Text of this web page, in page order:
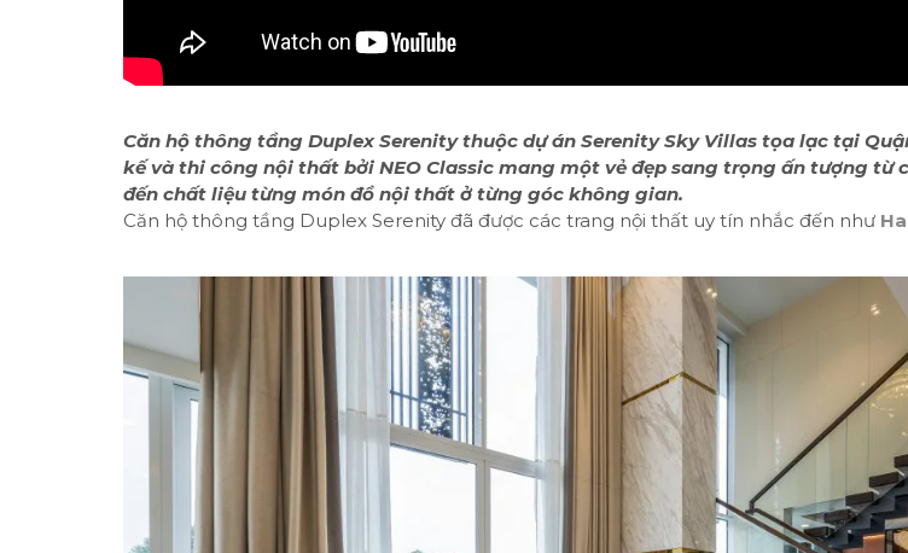
Căn hộ thông tầng Duplex Serenity thuộc dự án Serenity Sky Villas tọa lạc tại
kế và thi công nội thất bởi NEO Classic mang một vẻ đẹp sang trọng ấn tượng từ
đến chất liệu từng món đồ nội thất ở từng góc không gian.
Căn hộ thông tầng Duplex Serenity đã được các trang nội thất uy tín nhắc đến như